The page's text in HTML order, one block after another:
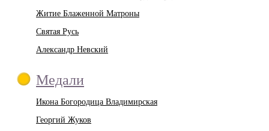
Житие Блаженной Матроны
Святая Русь
Александр Невский
Медали
Икона Богородица Владимирская
Георгий Жуков